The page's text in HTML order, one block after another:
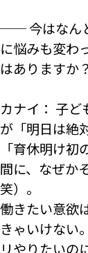
── 今はなん
に悩みも変わ
はありますか？
カナイ： 子ど
が「明日は絶
「育休明け
間に、なぜか
笑）。
働きたい意欲
きゃいけない
リやりたいの